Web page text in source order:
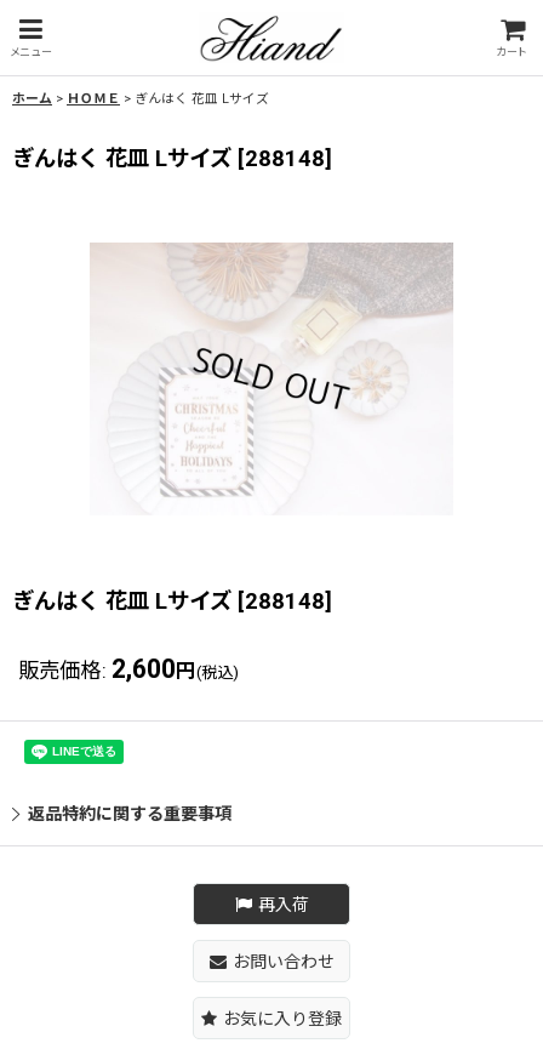
メニュー カート
ホーム > ＨＯＭＥ > ぎんはく 花皿 Lサイズ
ぎんはく 花皿 Lサイズ [288148]
ぎんはく 花皿 Lサイズ [288148]
販売価格: 2,600 円 (税込)
返品特約に関する重要事項
再入荷
お問い合わせ
お気に入り登録